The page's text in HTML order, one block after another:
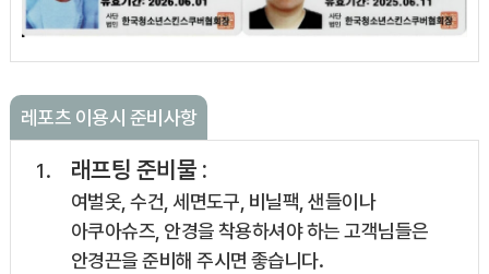
레포츠 이용시 준비사항
래프팅 준비물 :
여벌옷, 수건, 세면도구, 비닐팩, 샌들이나
아쿠아슈즈, 안경을 착용하셔야 하는 고객님들은
안경끈을 준비해 주시면 좋습니다.